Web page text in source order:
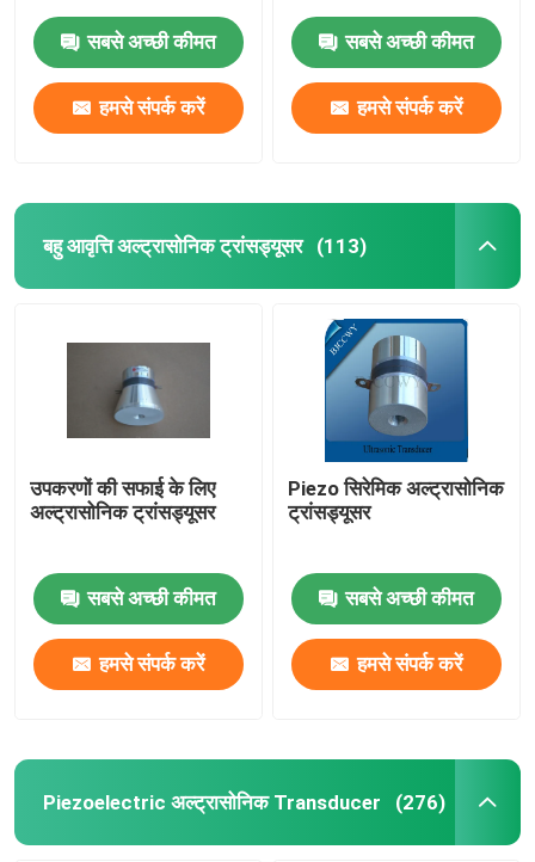
सबसे अच्छी कीमत
हमसे संपर्क करें
सबसे अच्छी कीमत
हमसे संपर्क करें
बहु आवृत्ति अल्ट्रासोनिक ट्रांसड्यूसर (113)
उपकरणों की सफाई के लिए
अल्ट्रासोनिक ट्रांसड्यूसर
सबसे अच्छी कीमत
हमसे संपर्क करें
Piezo सिरेमिक अल्ट्रासोनिक
ट्रांसड्यूसर
सबसे अच्छी कीमत
हमसे संपर्क करें
Piezoelectric अल्ट्रासोनिक Transducer (276)